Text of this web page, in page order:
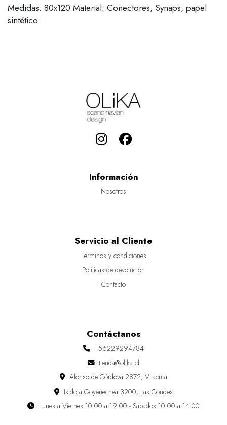
Medidas: 80x120 Material: Conectores, Synaps, papel
sintético
Información
Nosotros
Servicio al Cliente
Terminos y condiciones
Políticas de devolución
Contacto
Contáctanos
+56229294784
tienda@olika.cl
Alonso de Córdova 2872, Vitacura
Isidora Goyenechea 3200, Las Condes
Lunes a Viernes 10:00 a 19:00 - Sábados 10:00 a 14:00